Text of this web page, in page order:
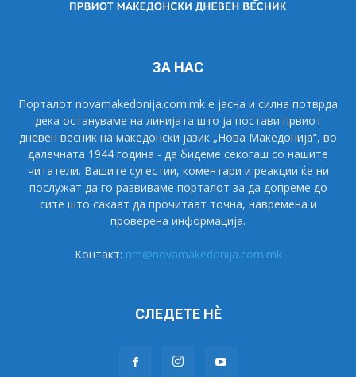
ЗА НАС
Порталот novamakedonija.com.mk е јасна и силна потврда
дека остануваме на линијата што ја постави првиот
дневен весник на македонски јазик „Нова Македонија“, во
далечната 1944 година - да бидеме секогаш со нашите
читатели. Вашите сугестии, коментари и реакции ќе ни
послужат да го развиваме порталот за да допреме до
сите што сакаат да прочитаат точна, навремена и
проверена информација.
Контакт: nm@novamakedonija.com.mk
СЛЕДЕТЕ НÈ